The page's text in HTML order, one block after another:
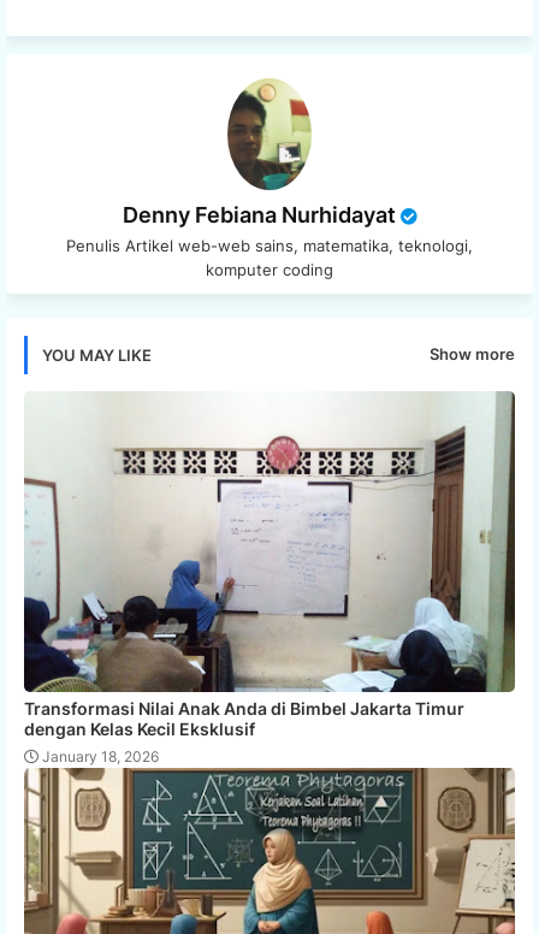
Denny Febiana Nurhidayat
Penulis Artikel web-web sains, matematika, teknologi,
komputer coding
YOU MAY LIKE Show more
Transformasi Nilai Anak Anda di Bimbel Jakarta Timur
dengan Kelas Kecil Eksklusif
January 18, 2026